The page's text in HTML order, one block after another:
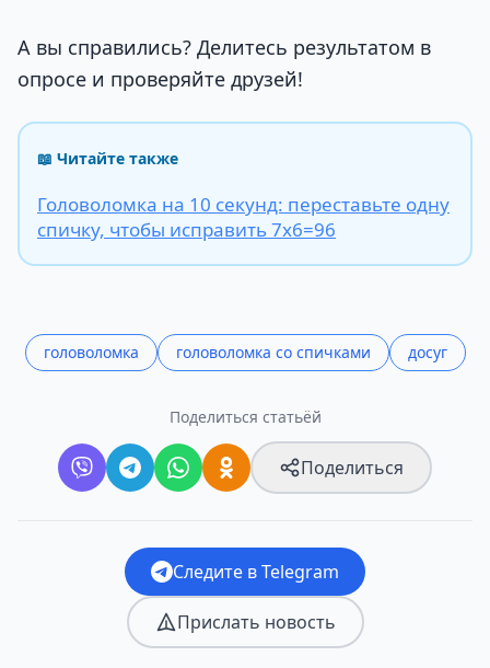
А вы справились? Делитесь результатом в
опросе и проверяйте друзей!
📖 Читайте также
Головоломка на 10 секунд: переставьте одну
спичку, чтобы исправить 7х6=96
головоломка головоломка со спичками досуг
Поделиться статьёй
Поделиться
Следите в Telegram
Прислать новость